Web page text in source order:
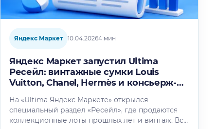
Яндекс Маркет 10.04.20264 мин
Яндекс Маркет запустил Ultima
Ресейл: винтажные сумки Louis
Vuitton, Chanel, Hermès и консьерж-
На «Ultima Яндекс Маркете» открылся
специальный раздел «Ресейл», где продаются
коллекционные лоты прошлых лет и винтаж. Все